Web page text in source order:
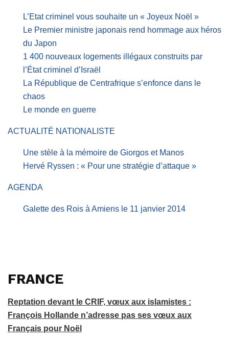
L’Etat criminel vous souhaite un « Joyeux Noël »
Le Premier ministre japonais rend hommage aux héros
du Japon
1 400 nouveaux logements illégaux construits par
l’État criminel d’Israël
La République de Centrafrique s’enfonce dans le
chaos
Le monde en guerre
ACTUALITÉ NATIONALISTE
Une stèle à la mémoire de Giorgos et Manos
Hervé Ryssen : « Pour une stratégie d’attaque »
AGENDA
Galette des Rois à Amiens le 11 janvier 2014
FRANCE
Reptation devant le CRIF, vœux aux islamistes :
François Hollande n’adresse pas ses vœux aux
Français pour Noël